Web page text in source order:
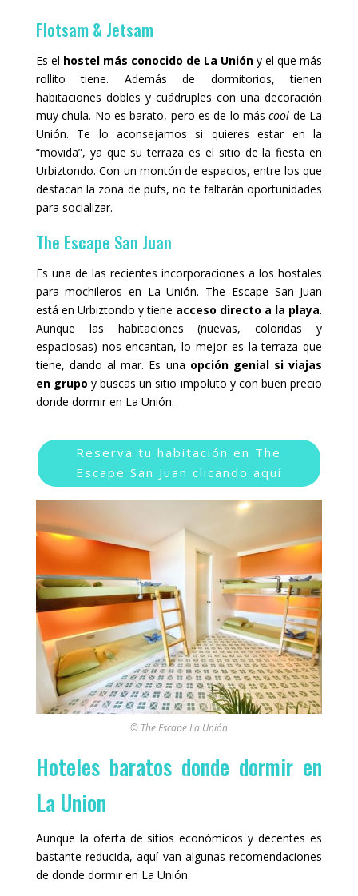
Flotsam & Jetsam
Es el hostel más conocido de La Unión y el que más
rollito tiene. Además de dormitorios, tienen
habitaciones dobles y cuádruples con una decoración
muy chula. No es barato, pero es de lo máscool de La
Unión. Te lo aconsejamos si quieres estar en la
“movida”, ya que su terraza es el sitio de la fiesta en
Urbiztondo. Con un montón de espacios, entre los que
destacan la zona de pufs, no te faltarán oportunidades
para socializar.
The Escape San Juan
Es una de las recientes incorporaciones a los hostales
para mochileros en La Unión. The Escape San Juan
está en Urbiztondo y tiene acceso directo a la playa.
Aunque las habitaciones (nuevas, coloridas y
espaciosas) nos encantan, lo mejor es la terraza que
tiene, dando al mar. Es una opción genial si viajas
en grupo y buscas un sitio impoluto y con buen precio
donde dormir en La Unión.
Reserva tu habitación en The
Escape San Juan clicando aquí
© The Escape La Unión
Hoteles baratos donde dormir en
La Union
Aunque la oferta de sitios económicos y decentes es
bastante reducida, aquí van algunas recomendaciones
de donde dormir en La Unión: